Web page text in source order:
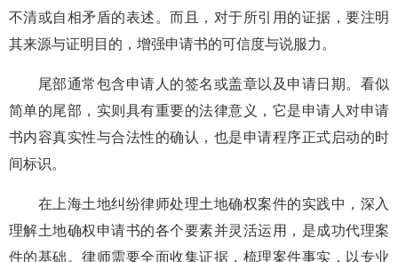
不清或自相矛盾的表述。而且，对于所引用的证据，要注明
其来源与证明目的，增强申请书的可信度与说服力。
尾部通常包含申请人的签名或盖章以及申请日期。看似
简单的尾部，实则具有重要的法律意义，它是申请人对申请
书内容真实性与合法性的确认，也是申请程序正式启动的时
间标识。
在上海土地纠纷律师处理土地确权案件的实践中，深入
理解土地确权申请书的各个要素并灵活运用，是成功代理案
件的基础。律师需要全面收集证据，梳理案件事实，以专业